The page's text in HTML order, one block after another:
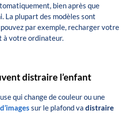
bien après que
La plupart des modèles sont
par exemple, recharger votre
à votre ordinateur.
distraire l’enfant
qui change de couleur ou une
sur le plafond va distraire